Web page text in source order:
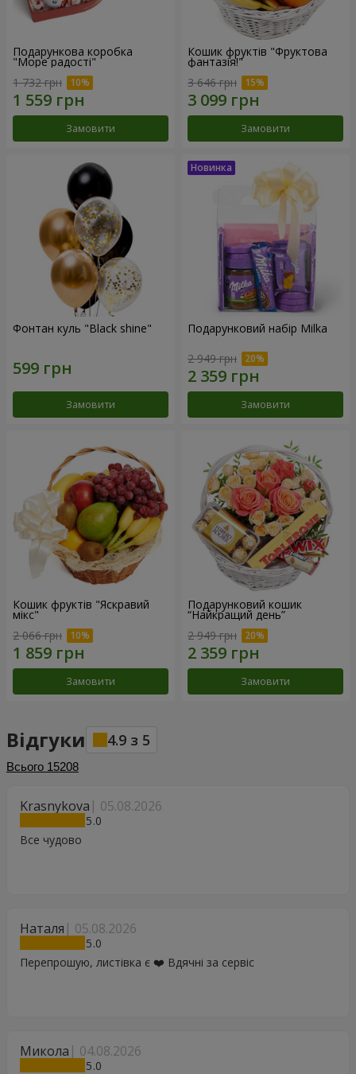
Подарункова коробка
"Море радості"
1 732 грн
Замовити
Кошик фруктів "Фруктова
фантазія!"
3 646 грн
Замовити
Фонтан куль "Black shine"
Замовити
Подарунковий набір Milka
2 949 грн
Замовити
Кошик фруктів "Яскравий
мікс"
2 066 грн
Замовити
Подарунковий кошик
“Найкращий день”
2 949 грн
Замовити
Відгуки 4.9 з 5
Всього 15208
Krasnykova 05.08.2026
5
Все чудово
Наталя 05.08.2026
5
Перепрошую, листівка є ❤️ Вдячні за сервіс
Микола 04.08.2026
5